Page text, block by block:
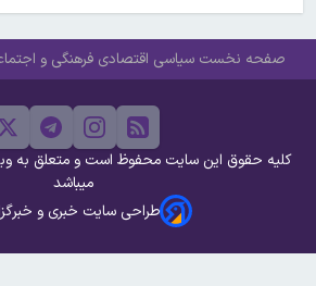
صفحه نخست سیاسی اقتصادی فرهنگی و
کلیه حقوق این سایت محفوظ است و متعلق به
میباشد
طراحی سایت خبری و